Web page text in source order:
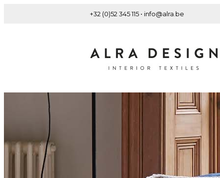
+32 (0)52 345 115 • info@alra.be